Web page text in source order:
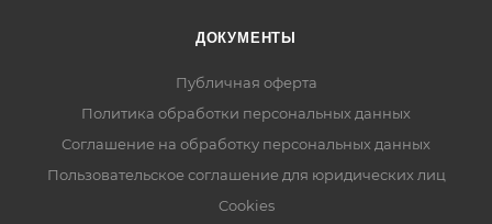
ДОКУМЕНТЫ
Публичная оферта
Политика обработки персональных данных
Соглашение на обработку персональных данных
Пользовательское соглашение для юридических лиц
Cookies